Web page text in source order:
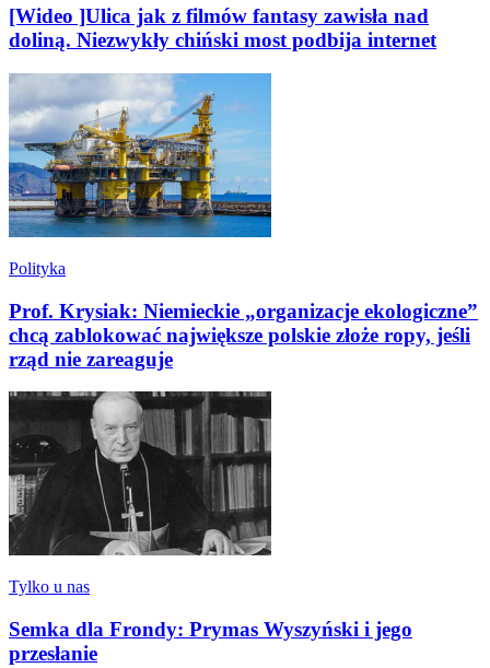
[Wideo ]Ulica jak z filmów fantasy zawisła nad
doliną. Niezwykły chiński most podbija internet
Polityka
Prof. Krysiak: Niemieckie „organizacje ekologiczne”
chcą zablokować największe polskie złoże ropy, jeśli
rząd nie zareaguje
Tylko u nas
Semka dla Frondy: Prymas Wyszyński i jego
przesłanie